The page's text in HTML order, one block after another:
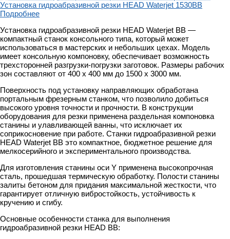
Установка гидроабразивной резки HEAD Waterjet 1530BB
Подробнее
Установка гидроабразивной резки HEAD Waterjet BB —
компактный станок консольного типа, который может
использоваться в мастерских и небольших цехах. Модель
имеет консольную компоновку, обеспечивает возможность
трехсторонней разгрузки-погрузки заготовок. Размеры рабочих
зон составляют от 400 х 400 мм до 1500 х 3000 мм.
Поверхность под установку направляющих обработана
портальным фрезерным станком, что позволило добиться
высокого уровня точности и прочности. В конструкции
оборудования для резки применена раздельная компоновка
станины и улавливающей ванны, что исключает их
соприкосновение при работе. Станки гидроабразивной резки
HEAD Waterjet BB это компактное, бюджетное решение для
мелкосерийного и экспериментального производства.
Для изготовления станины оси Y применена высокопрочная
сталь, прошедшая термическую обработку. Полости станины
залиты бетоном для придания максимальной жесткости, что
гарантирует отличную вибростойкость, устойчивость к
кручению и сгибу.
Основные особенности станка для выполнения
гидроабразивной резки HEAD BB: